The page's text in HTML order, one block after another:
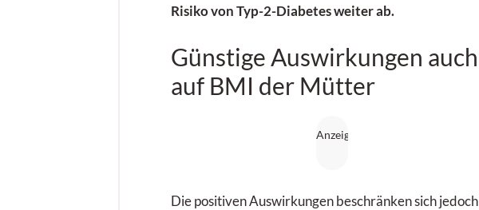
Risiko von Typ-2-Diabetes weiter ab.
Günstige Auswirkungen auch
auf BMI der Mütter
Die positiven Auswirkungen beschränken sich jedoch